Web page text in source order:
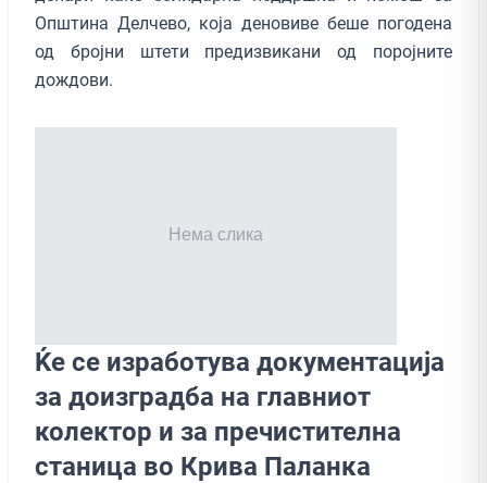
Општина Делчево, која деновиве беше погодена
од бројни штети предизвикани од поројните
дождови.
Ќе се изработува документација
за доизградба на главниот
колектор и за пречистителна
станица во Крива Паланка